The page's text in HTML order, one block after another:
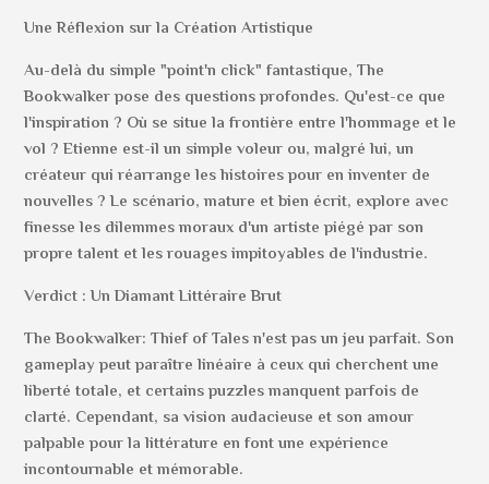
Une Réflexion sur la Création Artistique
Au-delà du simple "point'n click" fantastique, The
Bookwalker pose des questions profondes. Qu'est-ce que
l'inspiration ? Où se situe la frontière entre l'hommage et le
vol ? Etienne est-il un simple voleur ou, malgré lui, un
créateur qui réarrange les histoires pour en inventer de
nouvelles ? Le scénario, mature et bien écrit, explore avec
finesse les dilemmes moraux d'un artiste piégé par son
propre talent et les rouages impitoyables de l'industrie.
Verdict : Un Diamant Littéraire Brut
The Bookwalker: Thief of Tales n'est pas un jeu parfait. Son
gameplay peut paraître linéaire à ceux qui cherchent une
liberté totale, et certains puzzles manquent parfois de
clarté. Cependant, sa vision audacieuse et son amour
palpable pour la littérature en font une expérience
incontournable et mémorable.